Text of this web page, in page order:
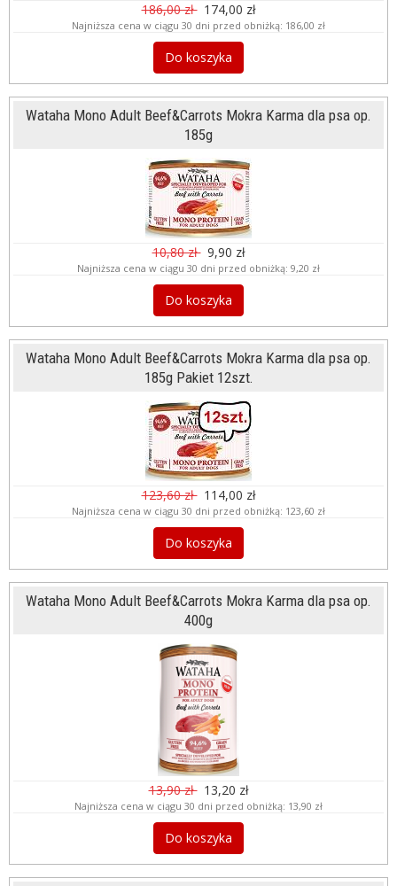
186,00 zł 174,00 zł
Najniższa cena w ciągu 30 dni przed obniżką: 186,00 zł
Do koszyka
Wataha Mono Adult Beef&Carrots Mokra Karma dla psa op.
185g
10,80 zł 9,90 zł
Najniższa cena w ciągu 30 dni przed obniżką: 9,20 zł
Do koszyka
Wataha Mono Adult Beef&Carrots Mokra Karma dla psa op.
185g Pakiet 12szt.
123,60 zł 114,00 zł
Najniższa cena w ciągu 30 dni przed obniżką: 123,60 zł
Do koszyka
Wataha Mono Adult Beef&Carrots Mokra Karma dla psa op.
400g
13,90 zł 13,20 zł
Najniższa cena w ciągu 30 dni przed obniżką: 13,90 zł
Do koszyka